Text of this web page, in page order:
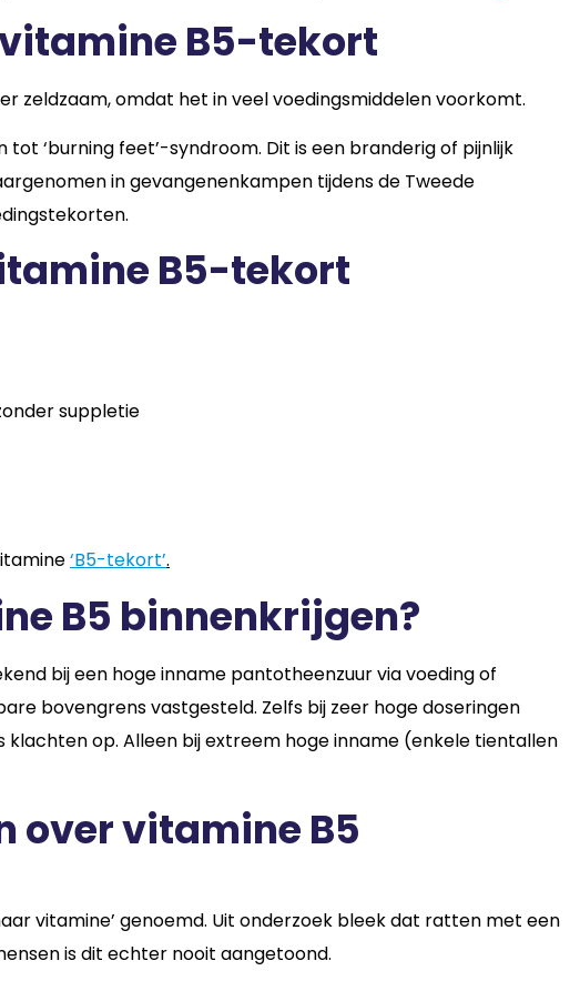
B5-tekort
zeldzaam, omdat het in veel voedingsmiddelen voorkomt.
‘burning feet’-syndroom. Dit is een branderig of pijnlijk
in gevangenenkampen tijdens de Tweede
B5-tekort
suppletie
‘B5-tekort’.
B5 binnenkrijgen?
bij een hoge inname pantotheenzuur via voeding of
bovengrens vastgesteld. Zelfs bij zeer hoge doseringen
op. Alleen bij extreem hoge inname (enkele tientallen
over vitamine B5
vitamine’ genoemd. Uit onderzoek bleek dat ratten met een
is dit echter nooit aangetoond.